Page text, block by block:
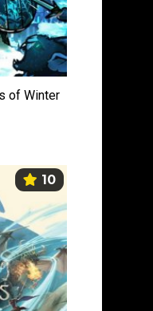
of Winter
10